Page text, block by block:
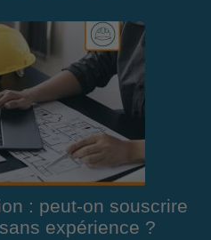
: peut-on souscrire
expérience ?